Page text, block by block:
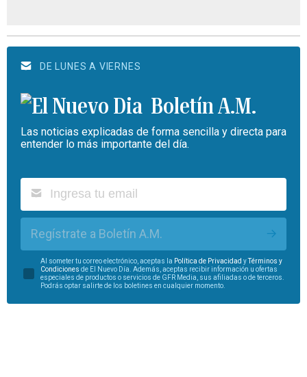
DE LUNES A VIERNES
Boletín A.M.
Las noticias explicadas de forma sencilla y directa para
entender lo más importante del día.
Regístrate a Boletín A.M.
Al someter tu correo electrónico, aceptas la Política de Privacidad yTérminos y
Condiciones de El Nuevo Día. Además, aceptas recibir información u ofertas
especiales de productos o servicios de GFR Media, sus afiliadas o de terceros.
Podrás optar salirte de los boletines en cualquier momento.